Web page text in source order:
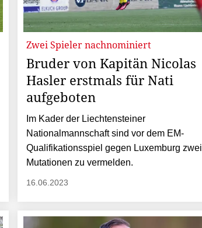
Zwei Spieler nachnominiert
Bruder von Kapitän Nicolas
Hasler erstmals für Nati
aufgeboten
Im Kader der Liechtensteiner
Nationalmannschaft sind vor dem EM-
Qualifikationsspiel gegen Luxemburg zwei
Mutationen zu vermelden.
16.06.2023